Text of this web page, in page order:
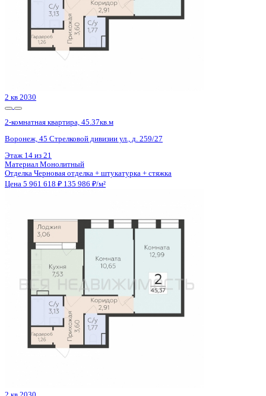
Сдан
2-комнатная квартира, 55.1кв.м
Воронеж, Теплоэнергетиков ул., д. 17 к.3
Этаж 8 из 19
Цена 5 950 800 ₽ 110 898 ₽/м²